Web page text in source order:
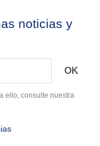
noticias y
ello, consulte nuestra